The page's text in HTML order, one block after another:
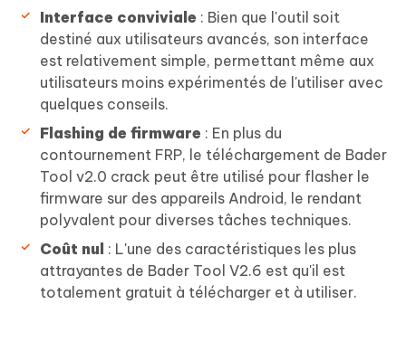
Interface conviviale : Bien que l'outil soit
destiné aux utilisateurs avancés, son interface
est relativement simple, permettant même aux
utilisateurs moins expérimentés de l'utiliser avec
quelques conseils.
Flashing de firmware : En plus du
contournement FRP, le téléchargement de Bader
Tool v2.0 crack peut être utilisé pour flasher le
firmware sur des appareils Android, le rendant
polyvalent pour diverses tâches techniques.
Coût nul : L'une des caractéristiques les plus
attrayantes de Bader Tool V2.6 est qu'il est
totalement gratuit à télécharger et à utiliser.